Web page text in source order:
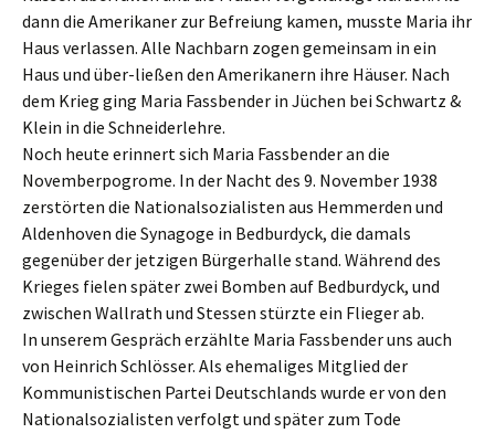
dann die Amerikaner zur Befreiung kamen, musste Maria ihr
Haus verlassen. Alle Nachbarn zogen gemeinsam in ein
Haus und über-ließen den Amerikanern ihre Häuser. Nach
dem Krieg ging Maria Fassbender in Jüchen bei Schwartz &
Klein in die Schneiderlehre.
Noch heute erinnert sich Maria Fassbender an die
Novemberpogrome. In der Nacht des 9. November 1938
zerstörten die Nationalsozialisten aus Hemmerden und
Aldenhoven die Synagoge in Bedburdyck, die damals
gegenüber der jetzigen Bürgerhalle stand. Während des
Krieges fielen später zwei Bomben auf Bedburdyck, und
zwischen Wallrath und Stessen stürzte ein Flieger ab.
In unserem Gespräch erzählte Maria Fassbender uns auch
von Heinrich Schlösser. Als ehemaliges Mitglied der
Kommunistischen Partei Deutschlands wurde er von den
Nationalsozialisten verfolgt und später zum Tode